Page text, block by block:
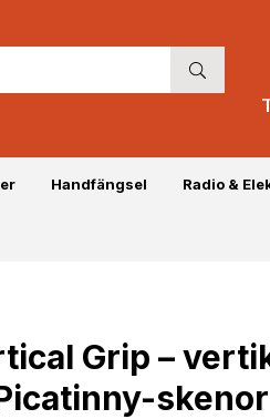
Handfängsel Radio &
Grip –
skenor